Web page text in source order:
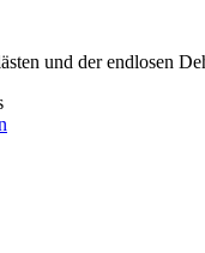
und der endlosen